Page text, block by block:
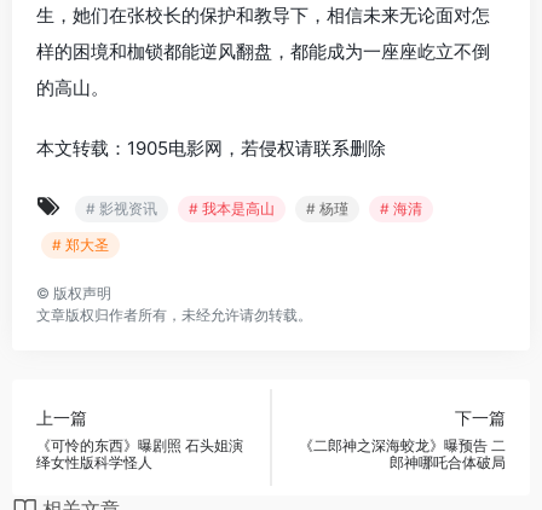
生，她们在张校长的保护和教导下，相信未来无论面对怎
样的困境和枷锁都能逆风翻盘，都能成为一座座屹立不倒
的高山。
本文转载：1905电影网，若侵权请联系删除
# 影视资讯 # 我本是高山 # 杨瑾
# 海清
# 郑大圣
© 版权声明
文章版权归作者所有，未经允许请勿转载。
上一篇
《可怜的东西》曝剧照 石头姐演
绎女性版科学怪人
下一篇
《二郎神之深海蛟龙》曝预告 二
郎神哪吒合体破局